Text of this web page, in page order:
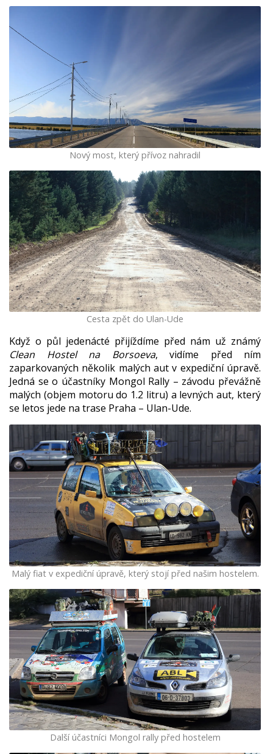
Nový most, který přívoz nahradil
Cesta zpět do Ulan-Ude
Když o půl jedenácté přijíždíme před nám už známý
Clean Hostel na Borsoeva, vidíme před ním
zaparkovaných několik malých aut v expediční úpravě.
Jedná se o účastníky Mongol Rally – závodu převážně
malých (objem motoru do 1.2 litru) a levných aut, který
se letos jede na trase Praha – Ulan-Ude.
Malý fiat v expediční úpravě, který stojí před našim hostelem.
Další účastníci Mongol rally před hostelem